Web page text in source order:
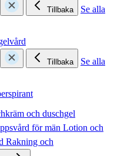
Tillbaka
Se alla
Tillbaka
Se alla
och duschgel
för män Lotion och
Rakning och